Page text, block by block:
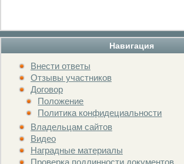
Навигация
Внести ответы
Отзывы участников
Договор
Положение
Политика конфидециальности
Владельцам сайтов
Видео
Наградные материалы
Проверка подлинности документов